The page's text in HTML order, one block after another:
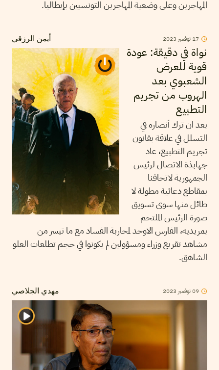
المهاجرين وعلى وضعية المهاجرين التونسيين بإيطاليا.
أيمن الرزقي 17 نوفمبر 2023
نواة في دقيقة: عودة
قوية للعرض
الشعبوي بعد
الهروب من تجريم
التطبيع
بعد ان ترك أنصاره في
التسلل في علاقة بقانون
تجريم التطبيع، عاد
جهابذة الاتصال لرئيس
الجمهورية لاتحافنا
بمقاطع دعائية مطولة لا
طائل منها سوى تسويق
صورة الرئيس الملتحم
بمريديه، الفارس الاوحد لمحاربة الفساد مع ما تيسر من
مشاهد تقريع وزراء ومسؤولين لم يكونوا في حجم تطلعات العلو
الشاهق.
مهدي الجلاصي 09نوفمبر 2023